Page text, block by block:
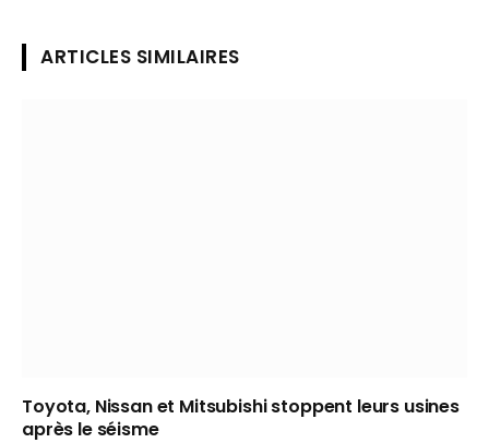
ARTICLES SIMILAIRES
Toyota, Nissan et Mitsubishi stoppent leurs usines
après le séisme